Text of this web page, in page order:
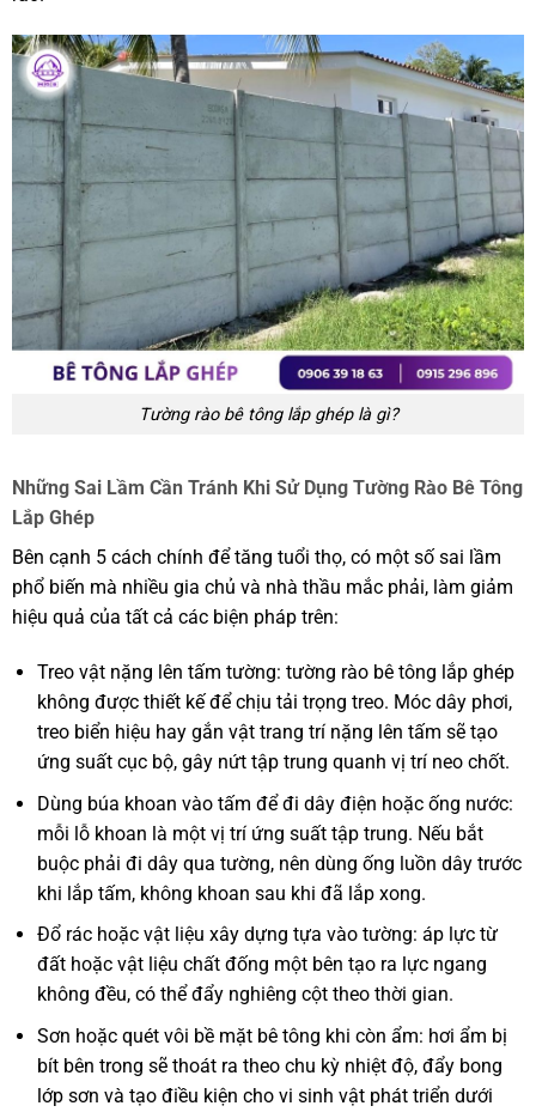
Tường rào bê tông lắp ghép là gì?
Những Sai Lầm Cần Tránh Khi Sử Dụng Tường Rào Bê Tông
Lắp Ghép
Bên cạnh 5 cách chính để tăng tuổi thọ, có một số sai lầm
phổ biến mà nhiều gia chủ và nhà thầu mắc phải, làm giảm
hiệu quả của tất cả các biện pháp trên:
Treo vật nặng lên tấm tường: tường rào bê tông lắp ghép
không được thiết kế để chịu tải trọng treo. Móc dây phơi,
treo biển hiệu hay gắn vật trang trí nặng lên tấm sẽ tạo
ứng suất cục bộ, gây nứt tập trung quanh vị trí neo chốt.
Dùng búa khoan vào tấm để đi dây điện hoặc ống nước:
mỗi lỗ khoan là một vị trí ứng suất tập trung. Nếu bắt
buộc phải đi dây qua tường, nên dùng ống luồn dây trước
khi lắp tấm, không khoan sau khi đã lắp xong.
Đổ rác hoặc vật liệu xây dựng tựa vào tường: áp lực từ
đất hoặc vật liệu chất đống một bên tạo ra lực ngang
không đều, có thể đẩy nghiêng cột theo thời gian.
Sơn hoặc quét vôi bề mặt bê tông khi còn ẩm: hơi ẩm bị
bít bên trong sẽ thoát ra theo chu kỳ nhiệt độ, đẩy bong
lớp sơn và tạo điều kiện cho vi sinh vật phát triển dưới